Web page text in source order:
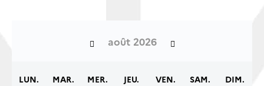
août 2026
LUN. MAR. MER. JEU. VEN. SAM. DIM.